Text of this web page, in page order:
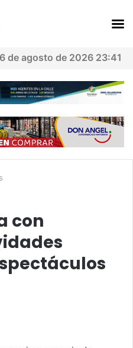
de agosto de 2026 23:41
con